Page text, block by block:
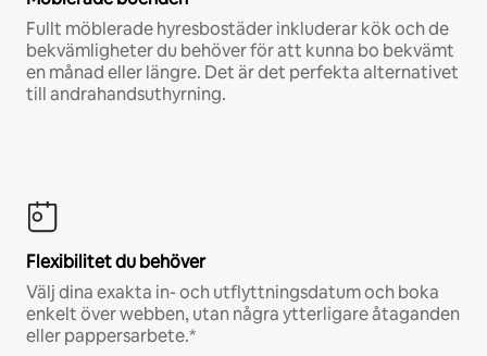
Fullt möblerade hyresbostäder inkluderar kök och de
bekvämligheter du behöver för att kunna bo bekvämt
en månad eller längre. Det är det perfekta alternativet
till andrahandsuthyrning.
Flexibilitet du behöver
Välj dina exakta in- och utflyttningsdatum och boka
enkelt över webben, utan några ytterligare åtaganden
eller pappersarbete.*